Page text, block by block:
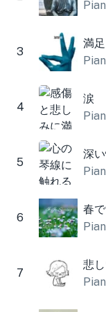
3
満足
4
涙
5
深
6
春
7
悲